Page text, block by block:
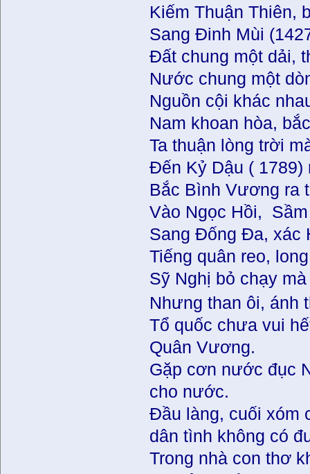
Kiếm Thuận Thiên,
Sang Đinh Mùi
Đất chung một dải,
Nước chung một
Nguồn cội khác
Nam khoan hòa,
Ta thuận lòng trời
Đến Kỷ Dậu (
Bắc Bình Vương ra
Vào Ngọc Hồi,
Sang Đống Đa, xác
Tiếng quân reo,
Sỹ Nghị bỏ chạy
Nhưng than ôi, ánh
Tổ quốc chưa vui
Quân Vương.
Gặp cơn nước đục
cho nước.
Đầu làng, cuối xóm
dân tình không có
Trong nhà con thơ